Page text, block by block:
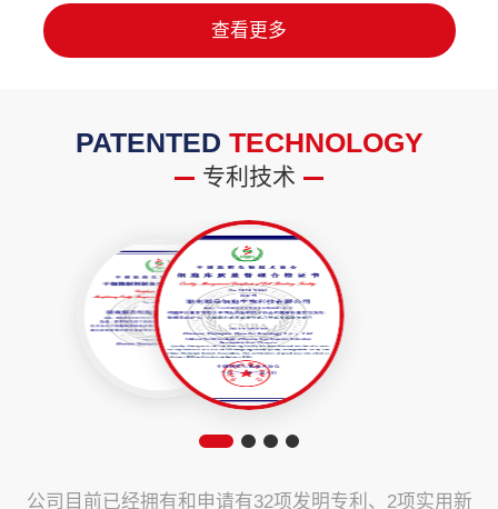
查看更多
PATENTED TECHNOLOGY
专利技术
公司目前已经拥有和申请有32项发明专利、2项实用新